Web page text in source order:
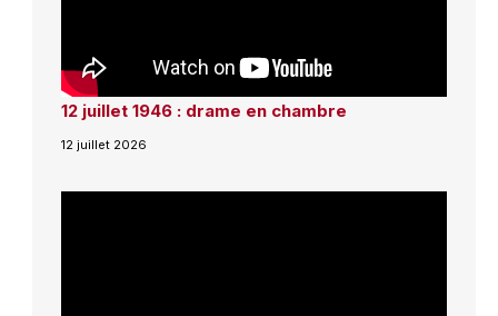
12 juillet 1946 : drame en chambre
12 juillet 2026